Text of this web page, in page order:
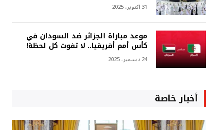
31 أكتوبر، 2025
موعد مباراة الجزائر ضد السودان في
كأس أمم أفريقيا.. لا تفوت كل لحظة!
24 ديسمبر، 2025
أخبار خاصة